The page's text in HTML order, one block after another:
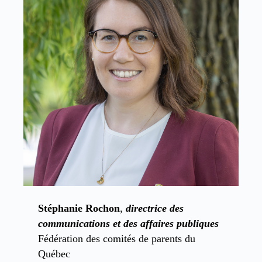
Stéphanie Rochon, directrice des
communications et des affaires publiques
Fédération des comités de parents du
Québec